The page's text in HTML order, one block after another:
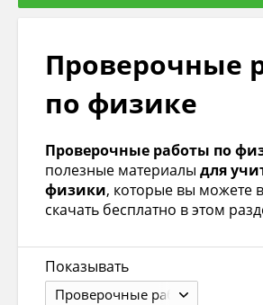
Проверочные
по физике
Проверочные работы по
полезные материалы для
физики, которые вы можете
скачать бесплатно в этом
Показывать
Проверочные работы